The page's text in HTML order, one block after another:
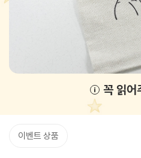
꼭 읽어
이벤트 상품